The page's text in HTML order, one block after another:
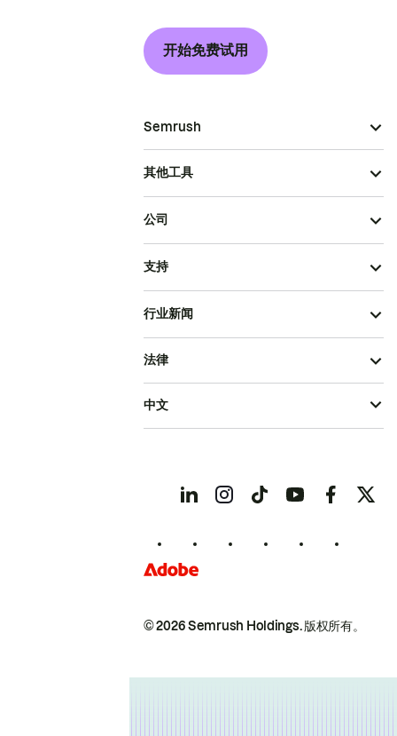
开始免费试用
Semrush
其他工具
公司
支持
行业新闻
© 2026 Semrush Holdings.版权所有。
法律
中文